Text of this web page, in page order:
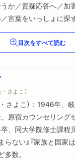
か／質疑応答へ／加
言葉をいっしょに探
時間をつくる／三
グという仕事、社
と／教室の実践記録
／沖縄から離れて／「
と／医者になるか、
特異さ／八〇年代の
間の話がおもしろい
書案内②
目次をすべて読む
・さよこ ）
さよこ）：1946年、
原宿カウンセリング
、同大学院修士課程
ない』『家族と国家
多数。